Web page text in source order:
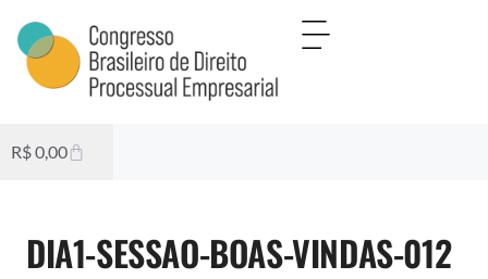
R$0,00
DIA1-SESSAO-BOAS-VINDAS-012